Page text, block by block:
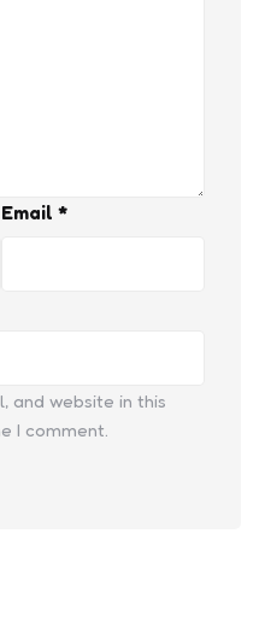
Email *
and website in this
I comment.